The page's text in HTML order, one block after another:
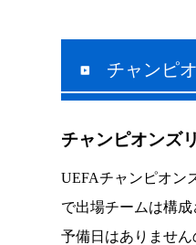
チャンピ
チャンピオンズ
UEFAチャンピオン
で出場チームは構
予備日はありません